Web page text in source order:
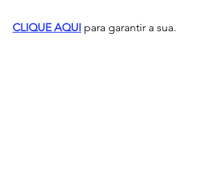
CLIQUE AQUI para garantir a sua.